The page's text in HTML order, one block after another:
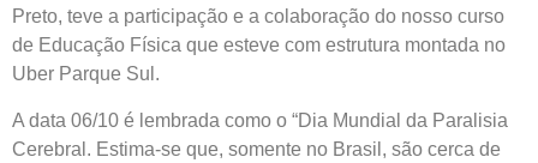
Preto, teve a participação e a colaboração do nosso curso
de Educação Física que esteve com estrutura montada no
Uber Parque Sul.
A data 06/10 é lembrada como o “Dia Mundial da Paralisia
Cerebral. Estima-se que, somente no Brasil, são cerca de